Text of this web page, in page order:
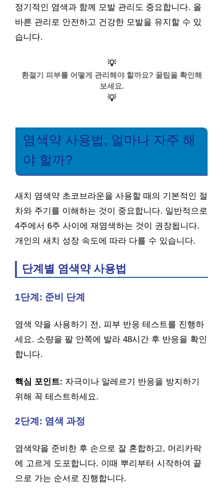
정기적인 염색과 함께 모발 관리도 중요합니다. 올
바른 관리로 안전하고 건강한 모발을 유지할 수 있
습니다.
💡
환절기 피부를 어떻게 관리해야 할까요? 꿀팁을 확인해
보세요.
💡
염색약 사용법, 얼마나 자주 해
야 할까?
새치 염색약 초코브라운을 사용할 때의 기본적인 절
차와 주기를 이해하는 것이 중요합니다. 일반적으로
4주에서 6주 사이에 재염색하는 것이 권장됩니다.
개인의 새치 성장 속도에 따라 다를 수 있습니다.
단계별 염색약 사용법
1단계: 준비 단계
염색 약을 사용하기 전, 피부 반응 테스트를 진행하
세요. 소량을 팔 안쪽에 발라 48시간 후 반응을 확인
합니다.
핵심 포인트: 자극이나 알레르기 반응을 방지하기
위해 꼭 테스트하세요.
2단계: 염색 과정
염색약을 준비한 후 손으로 잘 혼합하고, 머리카락
에 고르게 도포합니다. 이때 뿌리부터 시작하여 끝
으로 가는 순서로 진행합니다.